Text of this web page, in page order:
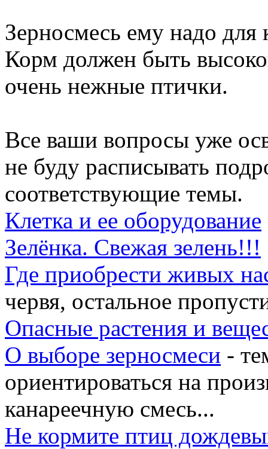
Зерносмесь ему надо для
Корм должен быть
очень нежные птички.
Все ваши вопросы уже
не буду расписывать
соответствующие темы.
Клетка и ее оборудование
Зелёнка. Свежая зелень!!!
Где приобрести живых
червя, остальное
Опасные растения и
О выборе зерносмеси -
ориентироваться на
канареечную смесь...
Не кормите птиц